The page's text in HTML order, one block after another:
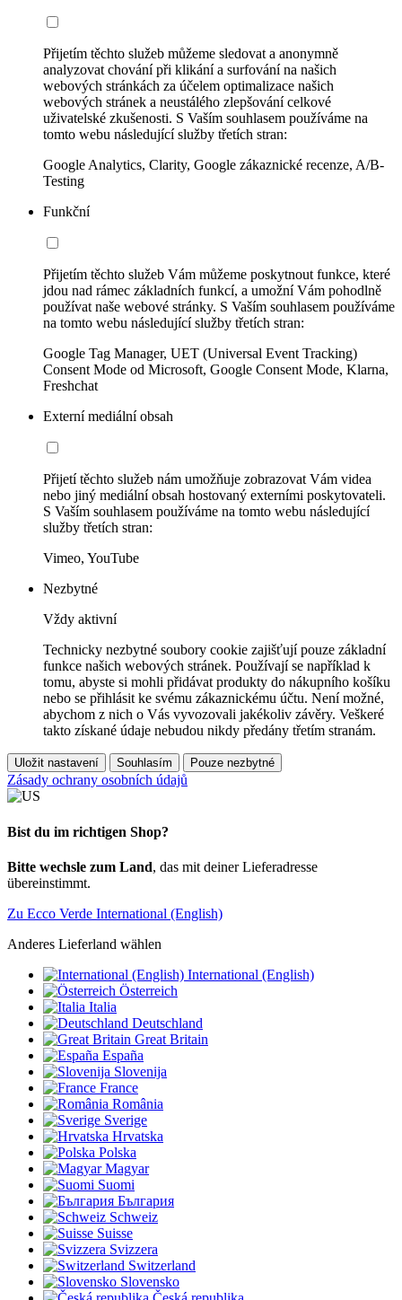
Přijetím těchto služeb můžeme sledovat a anonymně
analyzovat chování při klikání a surfování na našich
webových stránkách za účelem optimalizace našich
webových stránek a neustálého zlepšování celkové
uživatelské zkušenosti. S Vaším souhlasem používáme na
tomto webu následující služby třetích stran:
Google Analytics, Clarity, Google zákaznické recenze, A/B-
Testing
Funkční
Přijetím těchto služeb Vám můžeme poskytnout funkce, které
jdou nad rámec základních funkcí, a umožní Vám pohodlně
používat naše webové stránky. S Vaším souhlasem používáme
na tomto webu následující služby třetích stran:
Google Tag Manager, UET (Universal Event Tracking)
Consent Mode od Microsoft, Google Consent Mode, Klarna,
Freshchat
Externí mediální obsah
Přijetí těchto služeb nám umožňuje zobrazovat Vám videa
nebo jiný mediální obsah hostovaný externími poskytovateli.
S Vaším souhlasem používáme na tomto webu následující
služby třetích stran:
Vimeo, YouTube
Nezbytné
Vždy aktivní
Technicky nezbytné soubory cookie zajišťují pouze základní
funkce našich webových stránek. Používají se například k
tomu, abyste si mohli přidávat produkty do nákupního košíku
nebo se přihlásit ke svému zákaznickému účtu. Není možné,
abychom z nich o Vás vyvozovali jakékoliv závěry. Veškeré
takto získané údaje nebudou nikdy předány třetím stranám.
Uložit nastavení Souhlasím Pouze nezbytné
Zásady ochrany osobních údajů
Bist du im richtigen Shop?
Bitte wechsle zum Land, das mit deiner Lieferadresse
übereinstimmt.
Zu Ecco Verde International (English)
Anderes Lieferland wählen
International (English)
Österreich
Italia
Deutschland
Great Britain
España
Slovenija
France
România
Sverige
Hrvatska
Polska
Magyar
Suomi
България
Schweiz
Suisse
Svizzera
Switzerland
Slovensko